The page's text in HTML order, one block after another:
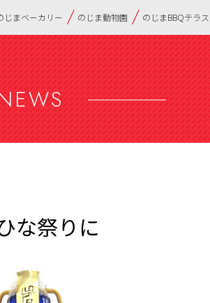
じまベーカリー のじま動物園 のじまBBQテラス
な祭りに